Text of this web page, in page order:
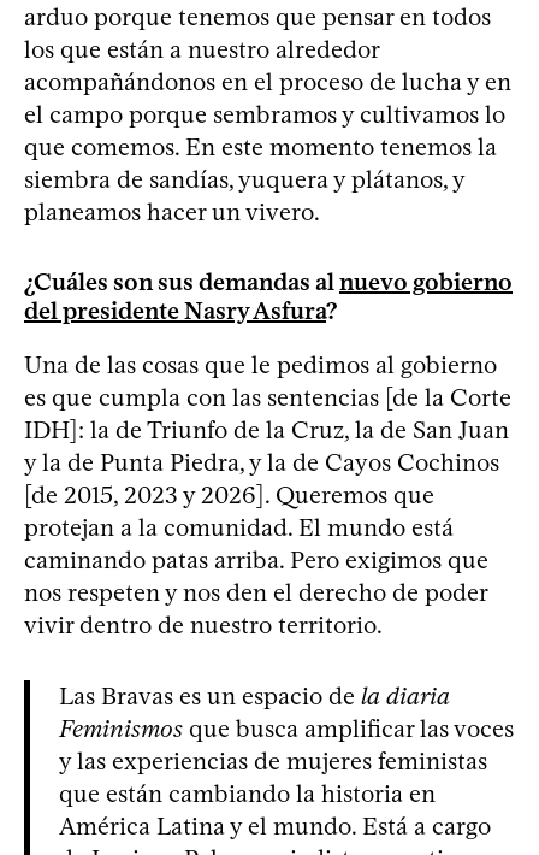
arduo porque tenemos que pensar en todos
los que están a nuestro alrededor
acompañándonos en el proceso de lucha y en
el campo porque sembramos y cultivamos lo
que comemos. En este momento tenemos la
siembra de sandías, yuquera y plátanos, y
planeamos hacer un vivero.
¿Cuáles son sus demandas al nuevo gobierno
del presidente Nasry Asfura?
Una de las cosas que le pedimos al gobierno
es que cumpla con las sentencias [de la Corte
IDH]: la de Triunfo de la Cruz, la de San Juan
y la de Punta Piedra, y la de Cayos Cochinos
[de 2015, 2023 y 2026]. Queremos que
protejan a la comunidad. El mundo está
caminando patas arriba. Pero exigimos que
nos respeten y nos den el derecho de poder
vivir dentro de nuestro territorio.
Las Bravas es un espacio de la diaria
Feminismos que busca amplificar las voces
y las experiencias de mujeres feministas
que están cambiando la historia en
América Latina y el mundo. Está a cargo